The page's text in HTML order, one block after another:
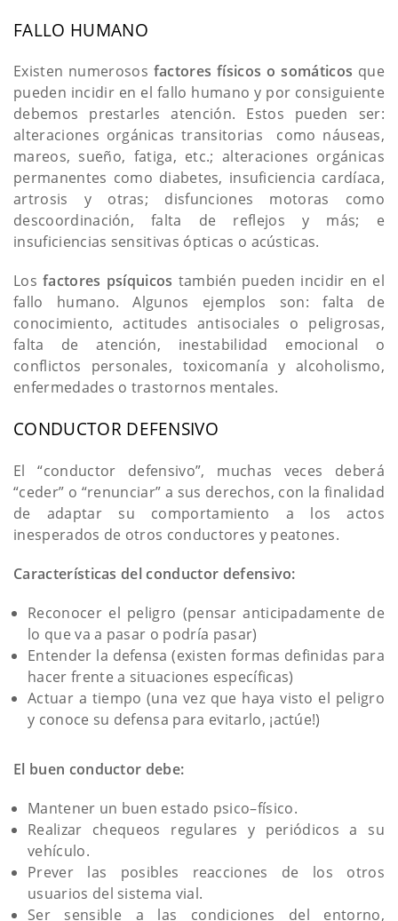
FALLO HUMANO
Existen numerosos factores físicos o somáticos que
pueden incidir en el fallo humano y por consiguiente
debemos prestarles atención. Estos pueden ser:
alteraciones orgánicas transitorias como náuseas,
mareos, sueño, fatiga, etc.; alteraciones orgánicas
permanentes como diabetes, insuficiencia cardíaca,
artrosis y otras; disfunciones motoras como
descoordinación, falta de reflejos y más; e
insuficiencias sensitivas ópticas o acústicas.
Losfactores psíquicos también pueden incidir en el
fallo humano. Algunos ejemplos son: falta de
conocimiento, actitudes antisociales o peligrosas,
falta de atención, inestabilidad emocional o
conflictos personales, toxicomanía y alcoholismo,
enfermedades o trastornos mentales.
CONDUCTOR DEFENSIVO
El “conductor defensivo”, muchas veces deberá
“ceder” o “renunciar” a sus derechos, con la finalidad
de adaptar su comportamiento a los actos
inesperados de otros conductores y peatones.
Características del conductor defensivo:
Reconocer el peligro (pensar anticipadamente de
lo que va a pasar o podría pasar)
Entender la defensa (existen formas definidas para
hacer frente a situaciones específicas)
Actuar a tiempo (una vez que haya visto el peligro
y conoce su defensa para evitarlo, ¡actúe!)
El buen conductor debe:
Mantener un buen estado psico–físico.
Realizar chequeos regulares y periódicos a su
vehículo.
Prever las posibles reacciones de los otros
usuarios del sistema vial.
Ser sensible a las condiciones del entorno,